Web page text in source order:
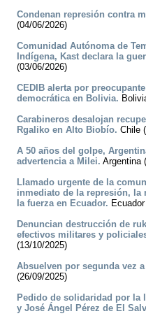
Condenan represión contra
(04/06/2026)
Comunidad Autónoma de
Indígena, Kast declara la
(03/06/2026)
CEDIB alerta por
democrática en Bolivia.
Carabineros desalojan
Rgaliko en Alto Biobío. Chile
A 50 años del golpe,
advertencia a Milei. Argentina
Llamado urgente de la
inmediato de la represión,
la fuerza en Ecuador.
Denuncian destrucción de
efectivos militares y
(13/10/2025)
Absuelven por segunda vez
(26/09/2025)
Pedido de solidaridad por la
y José Ángel Pérez de El